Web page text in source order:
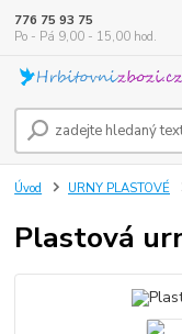
776 75 93 75
Po - Pá 9,00 - 15,00 hod.
Úvod URNY PLASTOVÉ
Plastová